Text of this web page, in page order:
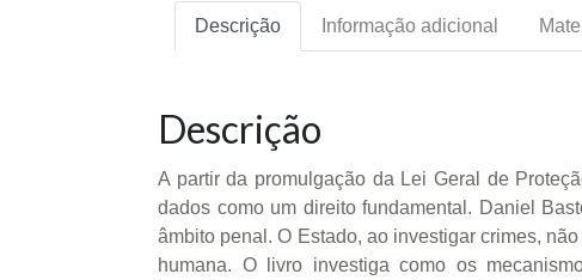
Descrição Informação adicional
Descrição
A partir da promulgação da Lei Geral de
dados como um direito fundamental. Daniel
âmbito penal. O Estado, ao investigar crimes,
humana. O livro investiga como os